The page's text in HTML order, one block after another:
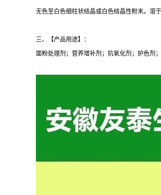
无色至白色细柱状结晶或白色结晶性粉末。溶
三、【产品用途】：
面粉处理剂；营养增补剂；抗氧化剂；护色剂